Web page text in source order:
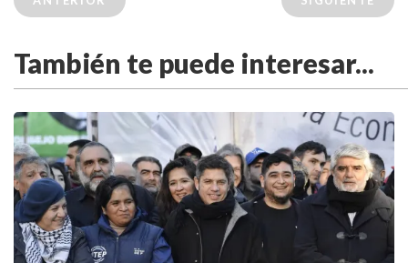
También te puede interesar...